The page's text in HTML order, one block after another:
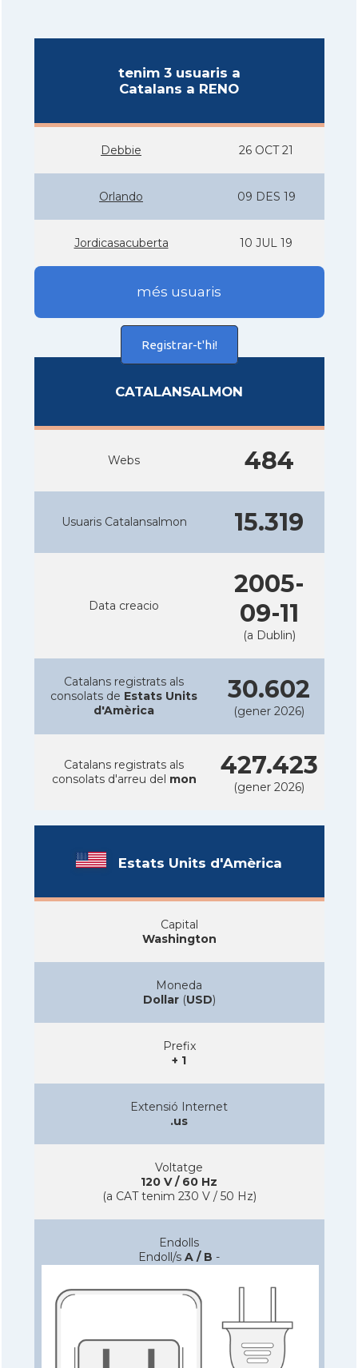
tenim 3 usuaris a
Catalans a RENO
Debbie 26 OCT 21
Orlando 09 DES 19
Jordicasacuberta 10 JUL 19
més usuaris
Registrar-t'hi!
CATALANSALMON
Webs 484
Usuaris Catalansalmon 15.319
Data creacio
2005-
09-11
(a Dublin)
Catalans registrats als
consolats de Estats Units
d'Amèrica
30.602
(gener 2026)
Catalans registrats als
consolats d'arreu del mon 427.423
(gener 2026)
Estats Units d'Amèrica
Capital
Washington
Moneda
Dollar(USD)
Prefix
+ 1
Extensió Internet
.us
Voltatge
120 V / 60 Hz
(a CAT tenim 230 V / 50 Hz)
Endolls
Endoll/s A / B -